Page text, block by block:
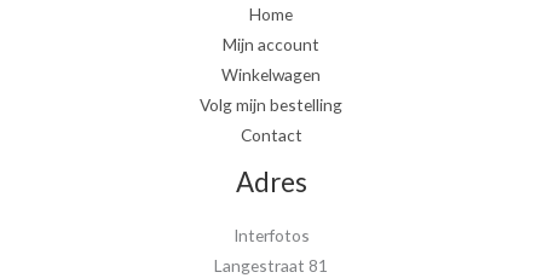
Home
Mijn account
Winkelwagen
Volg mijn bestelling
Contact
Adres
Interfotos
Langestraat 81